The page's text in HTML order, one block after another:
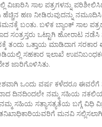
ವಿಚಾರಿಸಿ ಸಾಲ ಪತ್ರಗಳನ್ನು
ಹಣ ನೀಡಿರುವುದನ್ನು
ಬಂತು. ಬಳಿಕ ಬ್ಯಾಂಕ್ ಸಾಲ
ಸಂತ್ರಸ್ತರು ಒಟ್ಟಾಗಿ ಹೋರಾಟ
ತಂದು ಒತ್ತಾಯ ಮಾಡಿದಾಗ
ಸಹಕಾರ ಇಲಾಖೆ
ಜಾರಿಗೊಳಿಸಿತು.
ಒಂದು ವರ್ಷ ಕಳೆದರೂ ಈವರೆಗೆ
ದಿನದಿಂದಲೇ ನಮ್ಮ ಸಹಿಯ ನಕಲಿಯ
ನಮ್ಮ ಸಹಿಯ ಸತ್ಯಾಸತ್ಯತೆಯ ಬಗ್ಗೆ ವಿಧಿ
ಮನವಿ